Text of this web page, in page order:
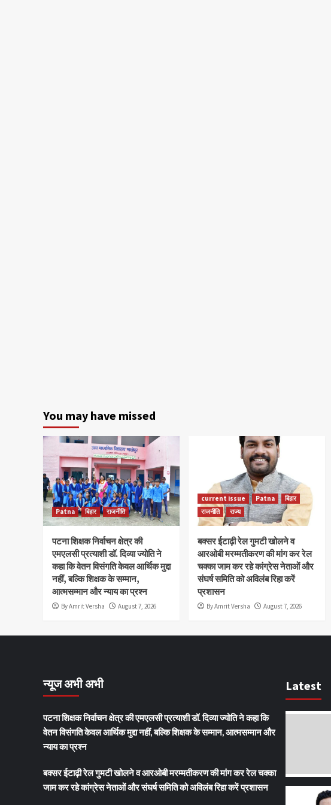
You may have missed
Patna बिहार राजनीति
पटना शिक्षक निर्वाचन क्षेत्र की
एमएलसी प्रत्याशी डॉ. दिव्या ज्योति ने
कहा कि वेतन विसंगति केवल आर्थिक मुद्दा
नहीं, बल्कि शिक्षक के सम्मान,
आत्मसम्मान और न्याय का प्रश्न
By Amrit Versha August 7, 2026
current issue Patna
बिहार
राजनीति
राज्य
बक्सर ईटाढ़ी रेल गुमटी खोलने व
आरओबी मरम्मतीकरण की मांग कर रेल
चक्का जाम कर रहे कांग्रेस नेताओं और
संघर्ष समिति को अविलंब रिहा करें
प्रशासन
By Amrit Versha August 7, 2026
न्यूज अभी अभी
पटना शिक्षक निर्वाचन क्षेत्र की एमएलसी प्रत्याशी डॉ. दिव्या ज्योति ने कहा कि
वेतन विसंगति केवल आर्थिक मुद्दा नहीं, बल्कि शिक्षक के सम्मान, आत्मसम्मान और
न्याय का प्रश्न
बक्सर ईटाढ़ी रेल गुमटी खोलने व आरओबी मरम्मतीकरण की मांग कर रेल चक्का
जाम कर रहे कांग्रेस नेताओं और संघर्ष समिति को अविलंब रिहा करें प्रशासन
Latest